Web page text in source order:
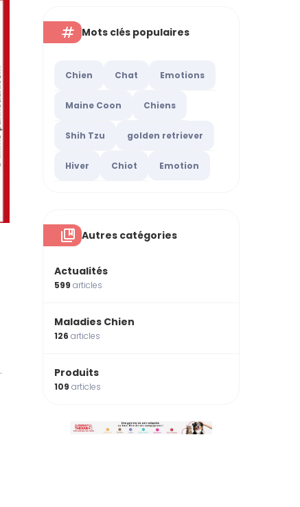
Mots clés populaires
Chien Chat Emotions
Maine Coon Chiens
Shih Tzu golden retriever
Hiver Chiot Emotion
Autres catégories
Actualités
599 articles
Maladies Chien
126 articles
Produits
109 articles